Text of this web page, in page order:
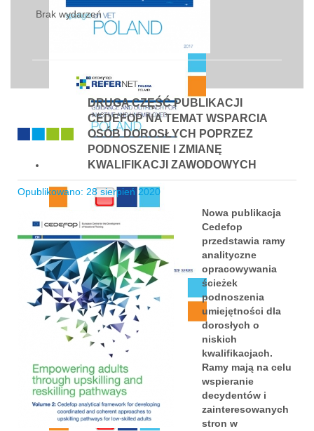
Brak wydarzeń
DRUGA CZĘŚĆ PUBLIKACJI
CEDEFOP NA TEMAT WSPARCIA
OSÓB DOROSŁYCH POPRZEZ
PODNOSZENIE I ZMIANĘ
KWALIFIKACJI ZAWODOWYCH
Opublikowano: 28 sierpień 2020
Nowa publikacja
Cedefop
przedstawia ramy
analityczne
opracowywania
ścieżek
podnoszenia
umiejętności dla
dorosłych o
niskich
kwalifikacjach.
Ramy mają na celu
wspieranie
decydentów i
zainteresowanych
stron w